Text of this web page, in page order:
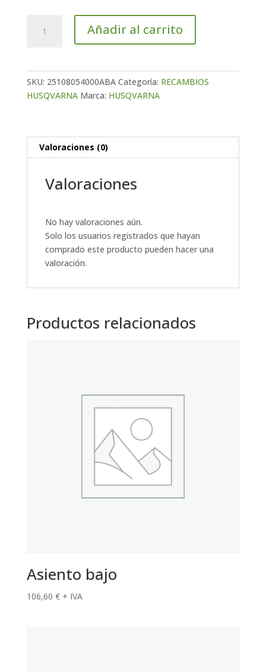
spoilers
Añadir al carrito
SKU: 25108054000ABA Categoría: RECAMBIOS
HUSQVARNA Marca: HUSQVARNA
Valoraciones (0)
Valoraciones
No hay valoraciones aún.
Solo los usuarios registrados que hayan
comprado este producto pueden hacer una
valoración.
Productos relacionados
Asiento bajo
106,60 € + IVA